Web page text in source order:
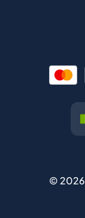
© 2026